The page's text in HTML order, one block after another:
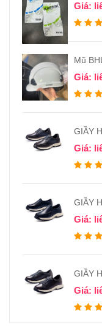
Giá:
Mũ
Giá:
GIẦY
Giá:
GIẦY
Giá:
GIẦY
Giá: